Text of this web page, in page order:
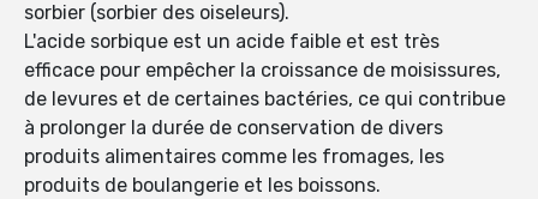
sorbier (sorbier des oiseleurs).
L'acide sorbique est un acide faible et est très
efficace pour empêcher la croissance de moisissures,
de levures et de certaines bactéries, ce qui contribue
à prolonger la durée de conservation de divers
produits alimentaires comme les fromages, les
produits de boulangerie et les boissons.